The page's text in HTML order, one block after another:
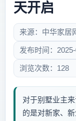
天开启
来源：中华家居
发布时间：
浏览次数：128
对于别墅业主
的是对新家、